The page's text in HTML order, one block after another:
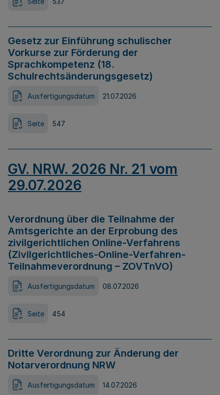
Gesetz zur Einführung schulischer
Vorkurse zur Förderung der
Sprachkompetenz (18.
Schulrechtsänderungsgesetz)
Ausfertigungsdatum 21.07.2026
Seite 547
GV. NRW. 2026 Nr. 21 vom
29.07.2026
Verordnung über die Teilnahme der
Amtsgerichte an der Erprobung des
zivilgerichtlichen Online-Verfahrens
(Zivilgerichtliches-Online-Verfahren-
Teilnahmeverordnung – ZOVTnVO)
Ausfertigungsdatum 08.07.2026
Seite 454
Dritte Verordnung zur Änderung der
Notarverordnung NRW
Ausfertigungsdatum 14.07.2026